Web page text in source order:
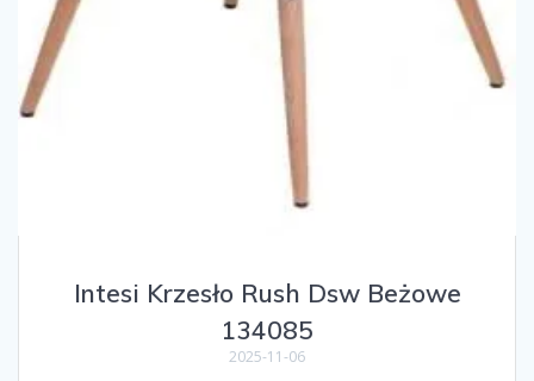
Intesi Krzesło Rush Dsw Beżowe
134085
2025-11-06